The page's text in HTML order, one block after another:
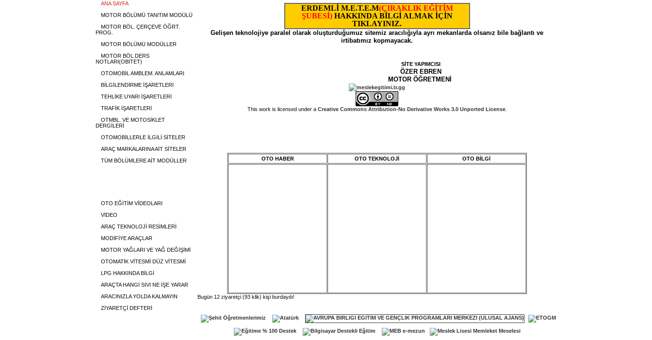
ANA SAYFA
MOTOR BÖLÜMÜ TANITIM MODÜLÜ
MOTOR BÖL. ÇERÇEVE ÖĞRT.
PROG.
MOTOR BÖLÜMÜ MODÜLLER
MOTOR BÖL.DERS
NOTLARI(OBİTET)
OTOMOBİL AMBLEM. ANLAMLARI
BİLGİLENDİRME İŞARETLERİ
TEHLİKE UYARI İŞARETLERİ
TRAFİK İŞARETLERİ
OTMBL. VE MOTOSİKLET
DERGİLERİ
OTOMOBİLLERLE İLGİLİ SİTELER
ARAÇ MARKALARINA AİT SİTELER
TÜM BÖLÜMLERE AİT MODÜLLER
OTO EĞİTİM VİDEOLARI
VİDEO
ARAÇ TEKNOLOJİ RESİMLERİ
MODİFİYE ARAÇLAR
MOTOR YAĞLARI VE YAĞ DEĞİŞİMİ
OTOMATİK VİTESMİ DÜZ VİTESMİ
LPG HAKKINDA BİLGİ
ARAÇTA HANGİ SIVI NE İŞE YARAR
ARACINIZLA YOLDA KALMAYIN
ZİYARETÇİ DEFTERİ
ERDEMLİ M.E.T.E.M(ÇIRAKLIK EĞİTİM
ŞUBESİ)HAKKINDA BİLGİ ALMAK İÇİN
TIKLAYINIZ.
Gelişen teknolojiye paralel olarak oluşturduğumuz sitemiz aracılığıyla ayrı mekanlarda olsanız bile bağlantı ve
irtibatımız kopmayacak.
SİTE YAPIMCISI
ÖZER EBREN
MOTOR ÖĞRETMENİ
This work is licensed under a Creative Commons Attribution-No Derivative Works 3.0 Unported License.
OTO HABER OTO TEKNOLOJİ OTO BİLGİ
Bugün 12 ziyaretçi (93 klik) kişi burdaydı!